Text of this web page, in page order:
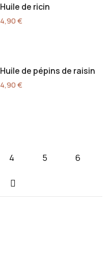
Huile de ricin
4,90€
Huile de pépins de raisin
4,90€
4 5 6